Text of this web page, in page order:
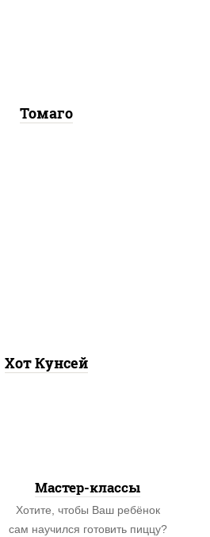
Томаго
Хот Кунсей
Мастер-классы
Хотите, чтобы Ваш ребёнок
сам научился готовить пиццу?